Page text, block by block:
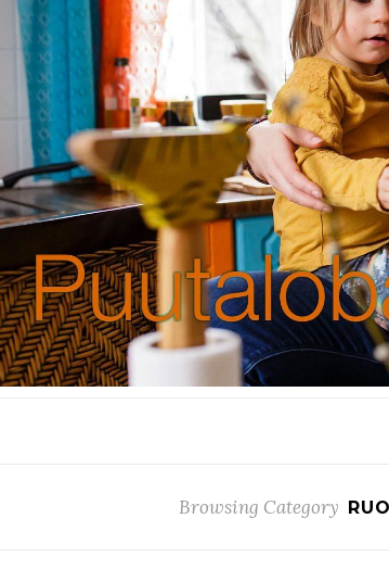
Browsing Category